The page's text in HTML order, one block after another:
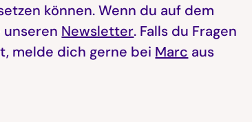
können. Wenn du auf dem
Newsletter. Falls du Fragen
melde dich gerne bei Marc aus